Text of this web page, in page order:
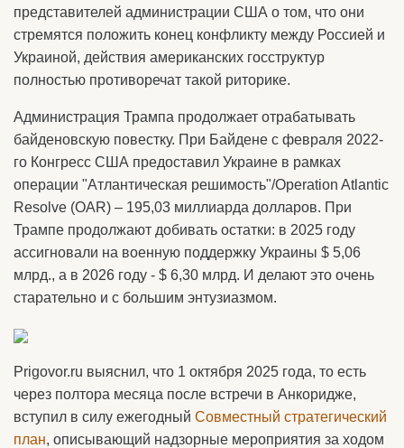
представителей администрации США о том, что они
стремятся положить конец конфликту между Россией и
Украиной, действия американских госструктур
полностью противоречат такой риторике.
Администрация Трампа продолжает отрабатывать
байденовскую повестку. При Байдене с февраля 2022-
го Конгресс США предоставил Украине в рамках
операции "Атлантическая решимость"/Operation Atlantic
Resolve (OAR) – 195,03 миллиарда долларов. При
Трампе продолжают добивать остатки: в 2025 году
ассигновали на военную поддержку Украины $ 5,06
млрд., а в 2026 году - $ 6,30 млрд. И делают это очень
старательно и с большим энтузиазмом.
Prigovor.ru выяснил, что 1 октября 2025 года, то есть
через полтора месяца после встречи в Анкоридже,
вступил в силу ежегодный Совместный стратегический
план, описывающий надзорные мероприятия за ходом